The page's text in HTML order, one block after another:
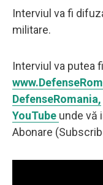
Interviul va fi
militare.
Interviul va putea
DefenseRomania,
YouTube unde vă
Abonare